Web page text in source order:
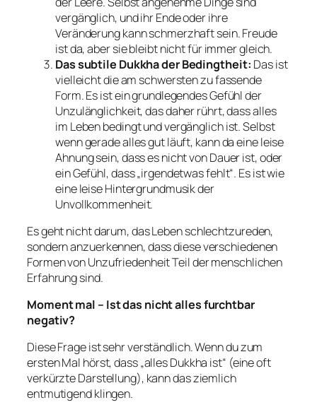
vergänglich, und ihr Ende oder ihre
Veränderung kann schmerzhaft sein. Freude
ist da, aber sie bleibt nicht für immer gleich.
Das subtile Dukkha der Bedingtheit: Das ist
vielleicht die am schwersten zu fassende
Form. Es ist ein grundlegendes Gefühl der
Unzulänglichkeit, das daher rührt, dass alles
im Leben bedingt und vergänglich ist. Selbst
wenn gerade alles gut läuft, kann da eine leise
Ahnung sein, dass es nicht von Dauer ist, oder
ein Gefühl, dass „irgendetwas fehlt“. Es ist wie
eine leise Hintergrundmusik der
Unvollkommenheit.
Es geht nicht darum, das Leben schlechtzureden,
sondern anzuerkennen, dass diese verschiedenen
Formen von Unzufriedenheit Teil der menschlichen
Erfahrung sind.
Moment mal – Ist das nicht alles furchtbar
negativ?
Diese Frage ist sehr verständlich. Wenn du zum
ersten Mal hörst, dass „alles Dukkha ist“ (eine oft
verkürzte Darstellung), kann das ziemlich
entmutigend klingen.